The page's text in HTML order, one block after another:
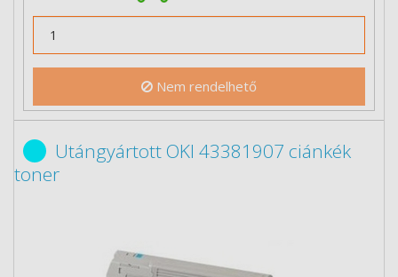
Nem rendelhető
Utángyártott OKI 43381907 ciánkék
toner